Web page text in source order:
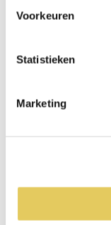
Voorkeuren
Statistieken
Marketing
Sabah